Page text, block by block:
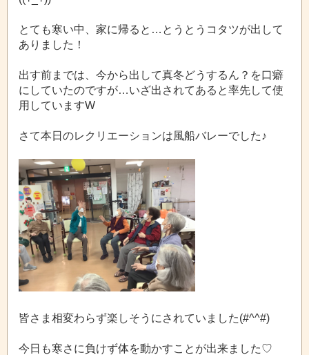
とても寒い中、家に帰ると…とうとうコタツが出して
ありました！
出す前までは、今から出して真冬どうするん？を口癖
にしていたのですが…いざ出されてあると率先して使
用していますW
さて本日のレクリエーションは風船バレーでした♪
皆さま相変わらず楽しそうにされていました(#^^#)
今日も寒さに負けず体を動かすことが出来ました♡